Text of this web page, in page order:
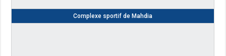
Complexe sportif de Mahdia